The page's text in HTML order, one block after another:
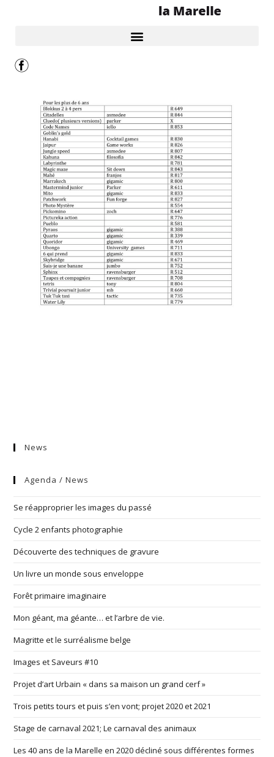
News
Agenda / News
Se réapproprier les images du passé
Cycle 2 enfants photographie
Découverte des techniques de gravure
Un livre un monde sous enveloppe
Forêt primaire imaginaire
Mon géant, ma géante… et l’arbre de vie.
Magritte et le surréalisme belge
Images et Saveurs #10
Projet d’art Urbain « dans sa maison un grand cerf »
Trois petits tours et puis s’en vont; projet 2020 et 2021
Stage de carnaval 2021; Le carnaval des animaux
Les 40 ans de la Marelle en 2020 décliné sous différentes formes